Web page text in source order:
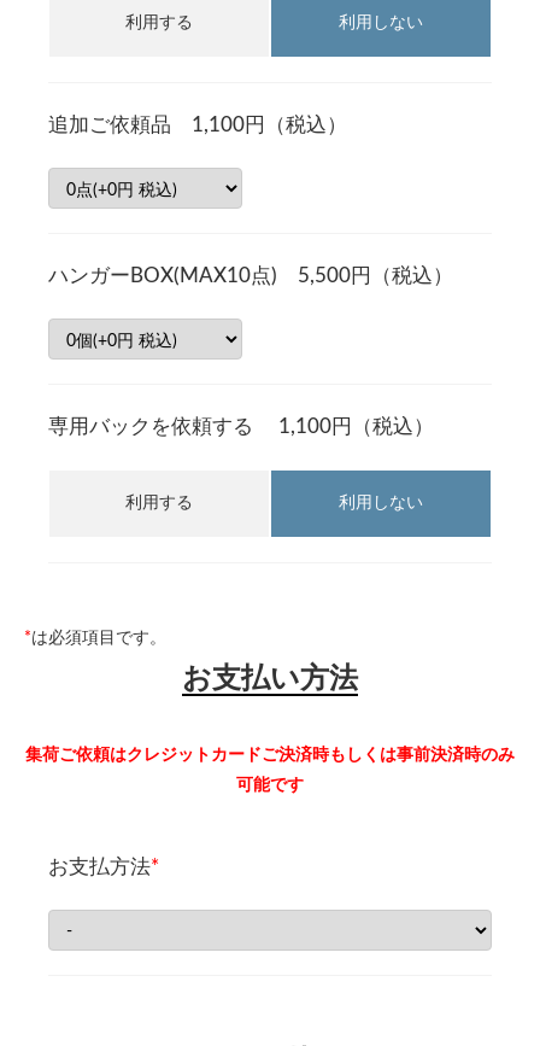
利用する 利用しない
追加ご依頼品 1,100円（税込）
ハンガーBOX(MAX10点) 5,500円（税込）
専用バックを依頼する 1,100円（税込）
利用する 利用しない
*は必須項目です。
お支払い方法
集荷ご依頼はクレジットカードご決済時もしくは事前決済時のみ
可能です
お支払方法*